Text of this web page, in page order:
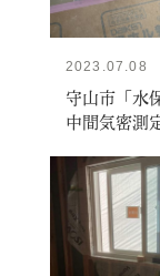
2023.07.08
守山市「水
中間気密測